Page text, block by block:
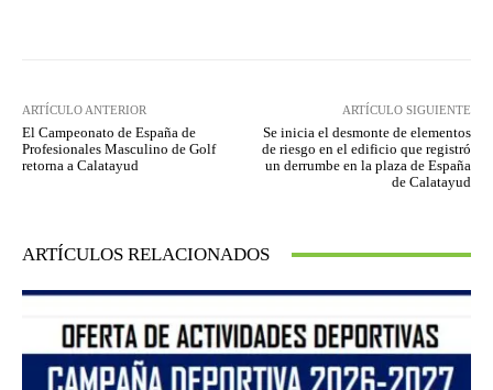
ARTÍCULO ANTERIOR
El Campeonato de España de
Profesionales Masculino de Golf
retorna a Calatayud
ARTÍCULO SIGUIENTE
Se inicia el desmonte de elementos
de riesgo en el edificio que registró
un derrumbe en la plaza de España
de Calatayud
ARTÍCULOS RELACIONADOS